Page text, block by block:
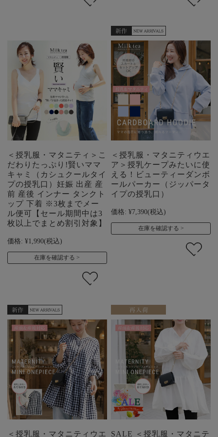
＜授乳服・マタニティ＞こ
だわりたっぷり!賢いママ
キャミ（カシュクールタイ
プの授乳口）妊娠 出産 産
前 産後 インナー タンクト
ップ 下着 ※3枚までメー
ル便可【セール期間中は3
枚以上でまとめ割引対象】
価格: ¥1,990(税込)
在庫を確認する
＜授乳服・マタニティウエ
ア＞授乳ケープみたいに使
える！ビューティーダンボ
ールパーカー（ジッパータ
イプの授乳口）
価格: ¥7,390(税込)
在庫を確認する
＜授乳服・マタニティウエ
SALE ＜授乳服・マタニテ